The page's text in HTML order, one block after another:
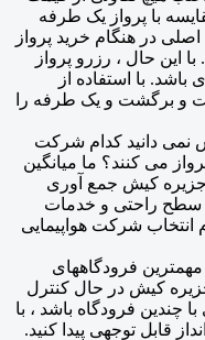
با پرواز یک طرفه
در هنگام خرید پرواز
حال ، رزرو پرواز
با استفاده از
و برگشت و یک طرفه را
نمی دانید کدام شرکت
می کنند؟ ما میانگین
جزیره کیش جمع آوری
سطح راحتی و خدمات
انتخاب شرکت هواپیمایی
فرودگاههای
کیش در حال کنترل
چندین فرودگاه باشد ، با
قابل توجهی پیدا کنید.